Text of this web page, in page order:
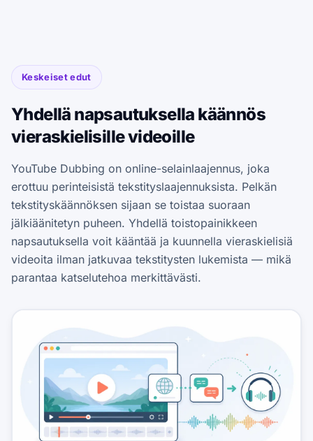
Keskeiset edut
Yhdellä napsautuksella käännös
vieraskielisille videoille
YouTube Dubbing on online-selainlaajennus, joka
erottuu perinteisistä tekstityslaajennuksista. Pelkän
tekstityskäännöksen sijaan se toistaa suoraan
jälkiäänitetyn puheen. Yhdellä toistopainikkeen
napsautuksella voit kääntää ja kuunnella vieraskielisiä
videoita ilman jatkuvaa tekstitysten lukemista — mikä
parantaa katselutehoa merkittävästi.